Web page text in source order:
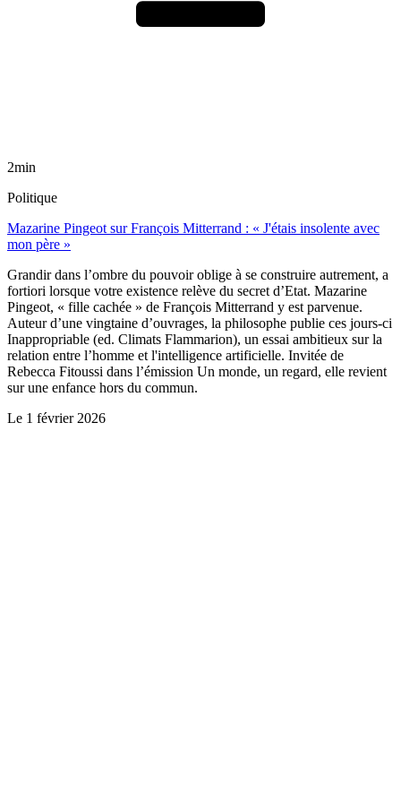
2min
Politique
Mazarine Pingeot sur François Mitterrand : « J'étais insolente avec
mon père »
Grandir dans l’ombre du pouvoir oblige à se construire autrement, a
fortiori lorsque votre existence relève du secret d’Etat. Mazarine
Pingeot, « fille cachée » de François Mitterrand y est parvenue.
Auteur d’une vingtaine d’ouvrages, la philosophe publie ces jours-ci
Inappropriable (ed. Climats Flammarion), un essai ambitieux sur la
relation entre l’homme et l'intelligence artificielle. Invitée de
Rebecca Fitoussi dans l’émission Un monde, un regard, elle revient
sur une enfance hors du commun.
Le 1 février 2026